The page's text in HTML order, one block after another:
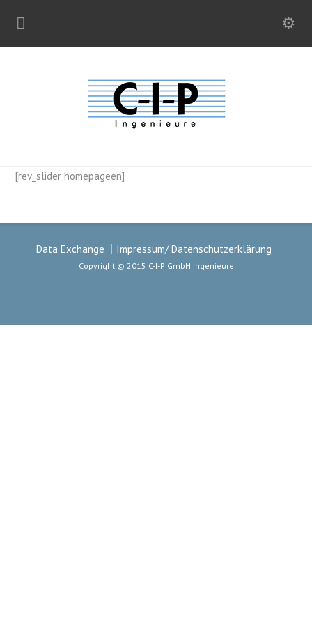
[rev_slider homepageen]
Data Exchange Impressum/ Datenschutzerklärung
Copyright © 2015 C-I-P GmbH Ingenieure